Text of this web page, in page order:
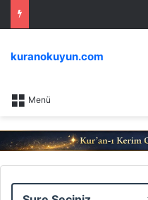
Menü
kuranokuyun.com